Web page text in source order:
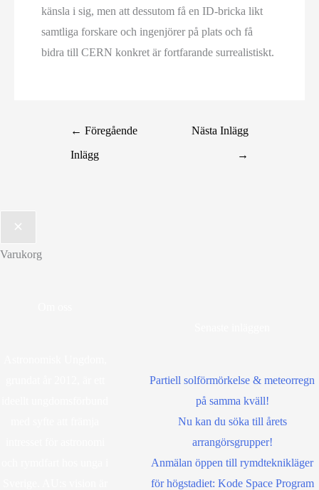
känsla i sig, men att dessutom få en ID-bricka likt
samtliga forskare och ingenjörer på plats och få
bidra till CERN konkret är fortfarande surrealistiskt.
← Föregående
Inlägg
Nästa Inlägg
→
Varukorg
Partiell solförmörkelse & meteorregn
på samma kväll!
Nu kan du söka till årets
arrangörsgrupper!
Anmälan öppen till rymdteknikläger
för högstadiet: Kode Space Program